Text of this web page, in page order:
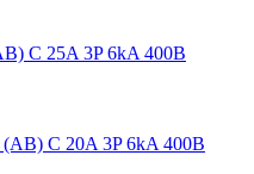
C 25A 3P 6kA 400В